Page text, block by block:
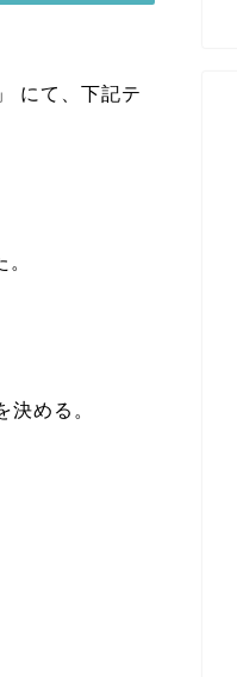
にて、下記テ
める。